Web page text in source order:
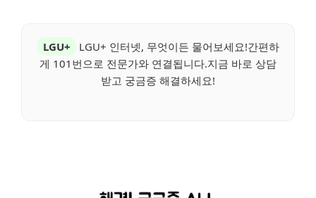
LGU+
LGU+ 인터넷, 무엇이든 물어보세요!간편하
게 101번으로 전문가와 연결됩니다.지금 바로 상담
받고 궁금증 해결하세요!